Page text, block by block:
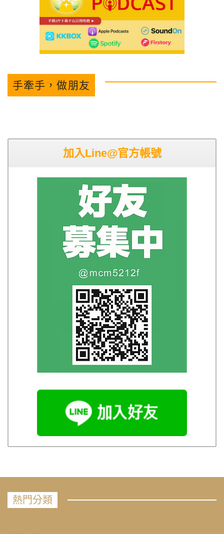
手牽手，做朋友
加入Line@官方帳號
熱門分類